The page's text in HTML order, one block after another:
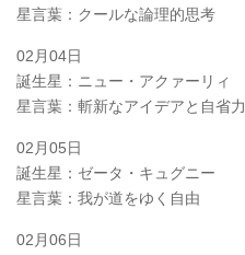
星言葉：クールな論理的思考
02月04日
誕生星：ニュー・アクァーリィ
星言葉：斬新なアイデアと自省力
02月05日
誕生星：ゼータ・キュグニー
星言葉：我が道をゆく自由
02月06日